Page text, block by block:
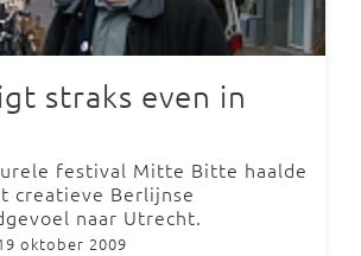
straks even in
festival Mitte Bitte haalde
creatieve Berlijnse
naar Utrecht.
oktober 2009